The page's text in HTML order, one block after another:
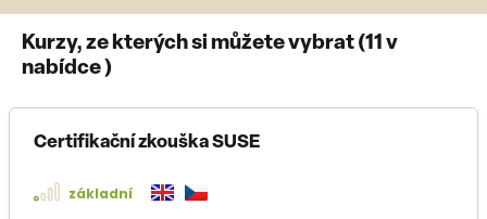
Kurzy, ze kterých si můžete vybrat (11 v
nabídce )
Certifikační zkouška SUSE
základní